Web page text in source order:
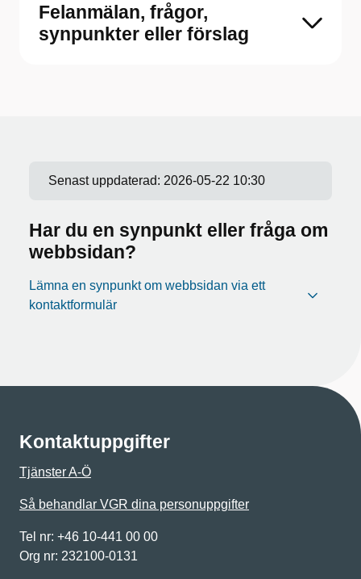
Felanmälan, frågor,
synpunkter eller förslag
Senast uppdaterad: 2026-05-22 10:30
Har du en synpunkt eller fråga om
webbsidan?
Lämna en synpunkt om webbsidan via ett
kontaktformulär
Kontaktuppgifter
Tjänster A-Ö
Så behandlar VGR dina personuppgifter
Tel nr: +46 10-441 00 00
Org nr: 232100-0131